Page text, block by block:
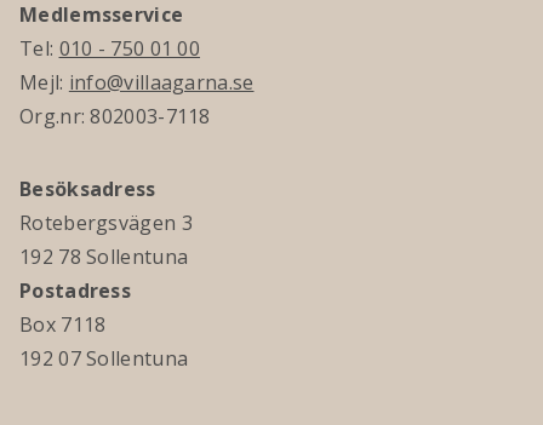
Medlemsservice
Tel: 010 - 750 01 00
Mejl: info@villaagarna.se
Org.nr: 802003-7118
Besöksadress
Rotebergsvägen 3
192 78 Sollentuna
Postadress
Box 7118
192 07 Sollentuna